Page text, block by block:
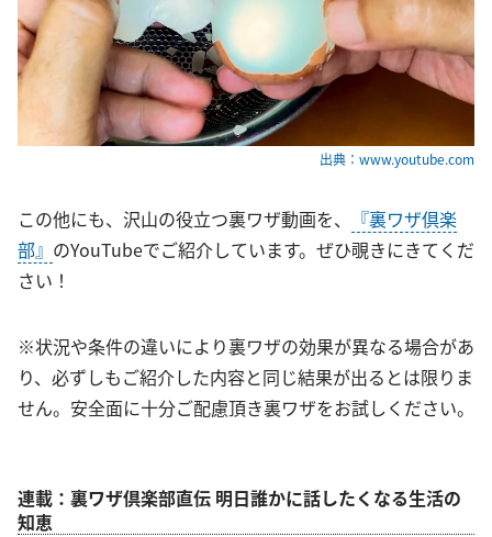
出典：www.youtube.com
この他にも、沢山の役立つ裏ワザ動画を、
『裏ワザ倶楽
部』 のYouTubeでご紹介しています。ぜひ覗きにきてくだ
さい！
※状況や条件の違いにより裏ワザの効果が異なる場合があ
り、必ずしもご紹介した内容と同じ結果が出るとは限りま
せん。安全面に十分ご配慮頂き裏ワザをお試しください。
連載：裏ワザ倶楽部直伝 明日誰かに話したくなる生活の
知恵